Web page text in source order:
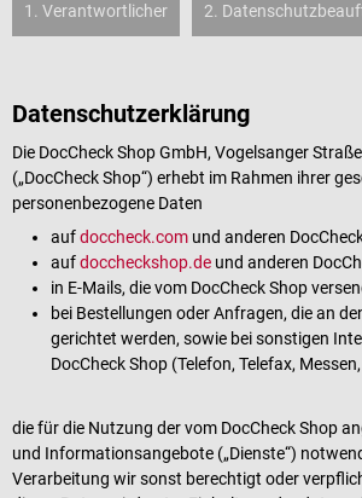
1. Verantwortlicher 2.
Datenschutzerklärung
Die DocCheck Shop GmbH, Vogelsanger
(„DocCheck Shop“) erhebt im Rahmen ihrer
personenbezogene Daten
aufdoccheck.com und anderen
aufdoccheckshop.de und anderen
in E-Mails, die vom DocCheck Shop
bei Bestellungen oder Anfragen, die an
gerichtet werden, sowie bei sonstigen
DocCheck Shop (Telefon, Telefax,
die für die Nutzung der vom DocCheck Shop
und Informationsangebote („Dienste“)
Verarbeitung wir sonst berechtigt oder